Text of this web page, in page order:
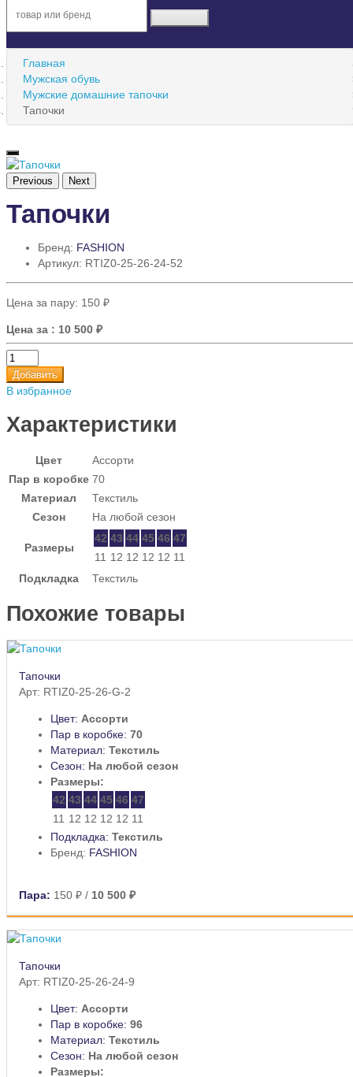
Главная
Мужская обувь
Мужские домашние тапочки
Тапочки
Previous Next
Тапочки
Бренд: FASHION
Артикул: RTIZ0-25-26-24-52
Цена за пару: 150 ₽
Цена за : 10 500 ₽
Добавить
В избранное
Характеристики
Цвет
Ассорти
Пар в коробке 70
Материал
Текстиль
Сезон
На любой сезон
Размеры
42 43 44 45 46 47
11 12 12 12 12 11
Подкладка
Текстиль
Похожие товары
Тапочки
Арт: RTIZ0-25-26-G-2
Цвет: Ассорти
Пар в коробке: 70
Материал: Текстиль
Сезон: На любой сезон
Размеры:
42 43 44 45 46 47
11 12 12 12 12 11
Подкладка: Текстиль
Бренд: FASHION
Пара: 150 ₽ / 10 500 ₽
Тапочки
Арт: RTIZ0-25-26-24-9
Цвет: Ассорти
Пар в коробке: 96
Материал: Текстиль
Сезон: На любой сезон
Размеры: